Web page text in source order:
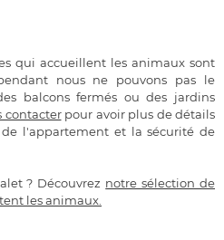
qui accueillent les animaux sont
nous ne pouvons pas le
balcons fermés ou des jardins
contacterpour avoir plus de détails
l'appartement et la sécurité de
? Découvrez notre sélection de
les animaux.